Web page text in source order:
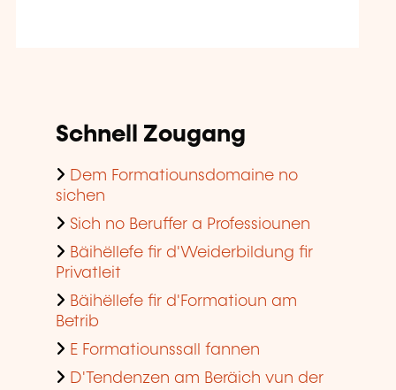
Schnell Zougang
Dem Formatiounsdomaine no
sichen
Sich no Beruffer a Professiounen
Bäihëllefe fir d'Weiderbildung fir
Privatleit
Bäihëllefe fir d'Formatioun am
Betrib
E Formatiounssall fannen
D'Tendenzen am Beräich vun der